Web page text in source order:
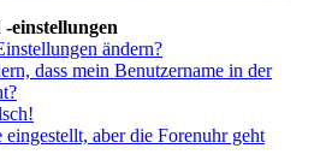
einstellungen
ändern?
dass mein Benutzername in der
aber die Forenuhr geht